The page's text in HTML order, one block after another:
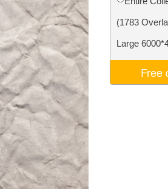
AI Video Editing Services
(1783
Large
Free